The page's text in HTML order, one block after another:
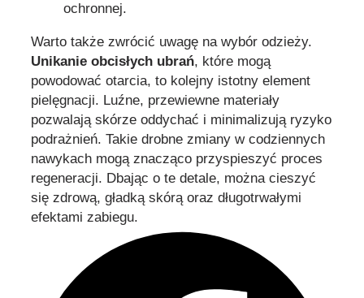
ochronnej.
Warto także zwrócić uwagę na wybór odzieży.
Unikanie obcisłych ubrań, które mogą
powodować otarcia, to kolejny istotny element
pielęgnacji. Luźne, przewiewne materiały
pozwalają skórze oddychać i minimalizują ryzyko
podrażnień. Takie drobne zmiany w codziennych
nawykach mogą znacząco przyspieszyć proces
regeneracji. Dbając o te detale, można cieszyć
się zdrową, gładką skórą oraz długotrwałymi
efektami zabiegu.